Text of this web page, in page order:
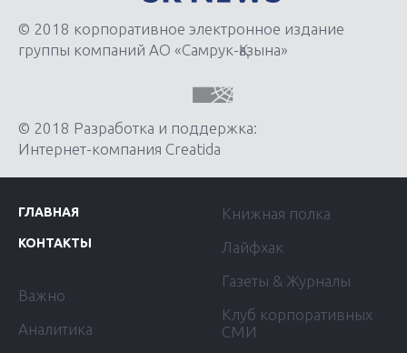
© 2018 корпоративное электронное издание
группы компаний АО «Самрук-Қазына»
© 2018 Разработка и поддержка:
Интернет-компания Creatida
ГЛАВНАЯ
КОНТАКТЫ
Важно
Аналитика
Книжная полка
Лайфхак
Газеты & Журналы
Клуб корпоративных
СМИ